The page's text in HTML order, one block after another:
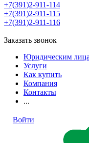
+7(391)2-911-114
+7(391)2-911-115
+7(391)2-911-116
Заказать звонок
Юридическим
Услуги
Как купить
Компания
Контакты
...
Войти